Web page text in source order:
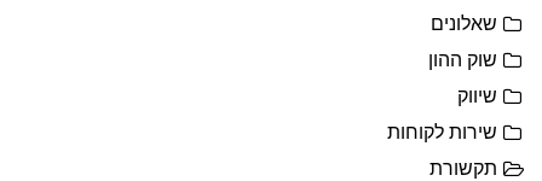
שאלונים
שוק ההון
שיווק
שירות לקוחות
תקשורת